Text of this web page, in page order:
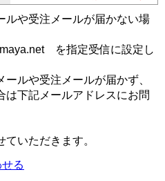
ルや受注メールが届かない場
を指定受信に設定し
ルや受注メールが届かず、
は下記メールアドレスにお問
いただきます。
る